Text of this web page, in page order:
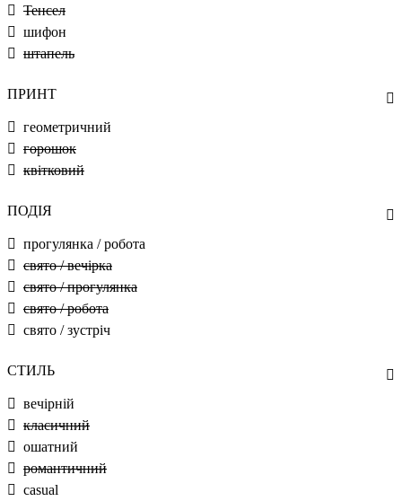
Тенсел
шифон
штапель
ПРИНТ
геометричний
горошок
квітковий
ПОДІЯ
прогулянка / робота
свято / вечірка
свято / прогулянка
свято / робота
свято / зустріч
СТИЛЬ
вечірній
класичний
ошатний
романтичний
casual